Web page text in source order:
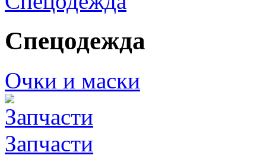
Спецодежда
Очки и маски
Запчасти